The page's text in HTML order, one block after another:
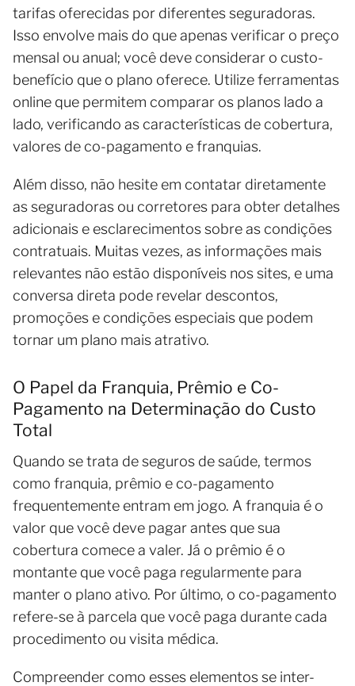
tarifas oferecidas por diferentes seguradoras.
Isso envolve mais do que apenas verificar o preço
mensal ou anual; você deve considerar o custo-
benefício que o plano oferece. Utilize ferramentas
online que permitem comparar os planos lado a
lado, verificando as características de cobertura,
valores de co-pagamento e franquias.
Além disso, não hesite em contatar diretamente
as seguradoras ou corretores para obter detalhes
adicionais e esclarecimentos sobre as condições
contratuais. Muitas vezes, as informações mais
relevantes não estão disponíveis nos sites, e uma
conversa direta pode revelar descontos,
promoções e condições especiais que podem
tornar um plano mais atrativo.
O Papel da Franquia, Prêmio e Co-
Pagamento na Determinação do Custo
Total
Quando se trata de seguros de saúde, termos
como franquia, prêmio e co-pagamento
frequentemente entram em jogo. A franquia é o
valor que você deve pagar antes que sua
cobertura comece a valer. Já o prêmio é o
montante que você paga regularmente para
manter o plano ativo. Por último, o co-pagamento
refere-se à parcela que você paga durante cada
procedimento ou visita médica.
Compreender como esses elementos se inter-